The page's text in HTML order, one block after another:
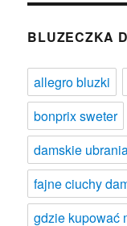
BLUZECZKA
allegro bluzki
bonprix sweter
damskie
fajne ciuchy
gdzie kupować